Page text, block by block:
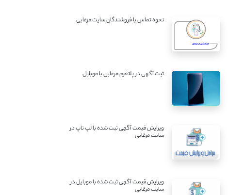
نحوه تماس با فروشندگان سایت مرغابی
ثبت آگهی در پلتفرم مرغابی با موبایل
ویرایش قیمت آگهی ثبت شده با لپ تاپ در
سایت مرغابی
ویرایش قیمت آگهی ثبت شده با موبایل در
سایت مرغابی